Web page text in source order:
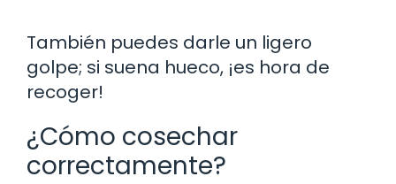
También puedes darle un ligero
golpe; si suena hueco, ¡es hora de
recoger!
¿Cómo cosechar
correctamente?